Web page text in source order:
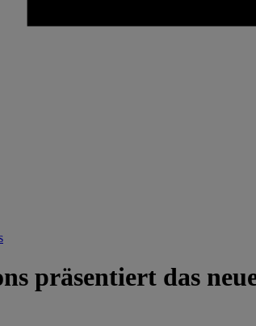
präsentiert das